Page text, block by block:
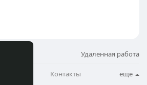
Удаленная работа
Контакты еще